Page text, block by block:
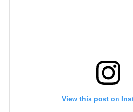
View this post on